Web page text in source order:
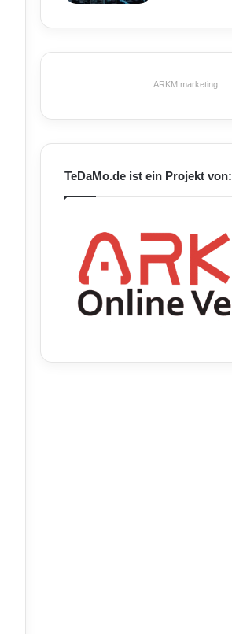
ARKM.marketing
TeDaMo.de ist ein Projekt von: